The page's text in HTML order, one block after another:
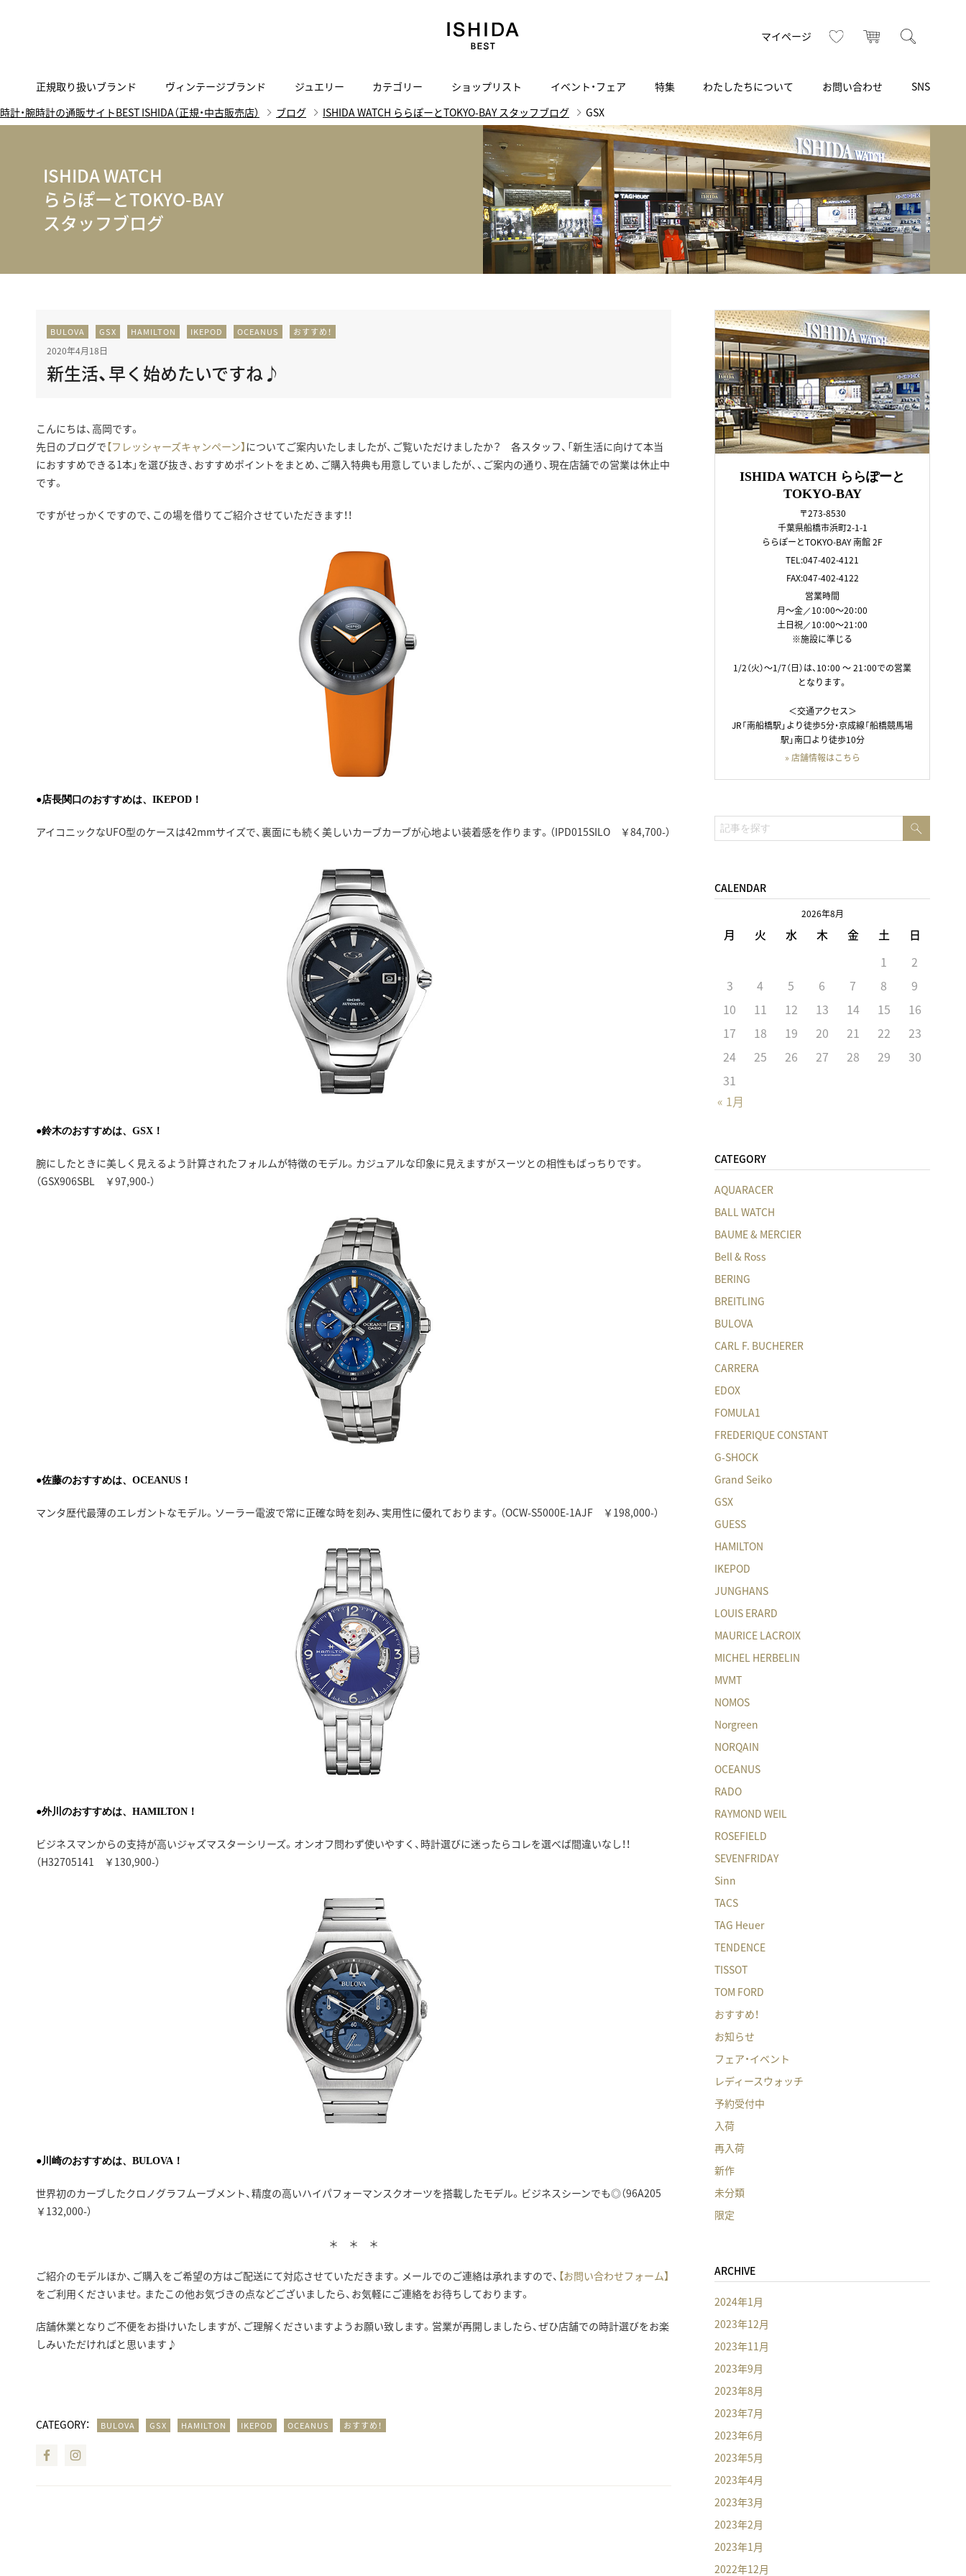
マイページ お気に入りカート
正規取り扱いブランド
A B C D E F G H I J K L M N O P
Accurate Form
アキュレイトフォルム
amazfit
アマズフィット
AMIDA
アミダ
ANGEL CLOVER ARMINSTROM
アーミンシュトローム
Arnold & Son
アーノルド＆サン
ヴィンテージブランド
買取り・下取り・委託サービスについて
検索
ヴィンテージブランド一覧はこちら
ジュエリー カテゴリー
ヴィンテージブランド
ラグジュアリーウォッチ
ウォッチ
ISHIDA いいモノ Selection
いいモノ Gift selection
i.s.d.(アイエスディー)
ショップリスト
ISHIDA N43°（札幌）
TimeVallée ISHIDA Azabudai Hills Luxury Time Lounge ブライトリング ブティック 銀座
ブライトリング ブティック GINZA SIX IWC 表参道ブティック BEST VINTAGE新宿
BEST VINTAGEグランフロント大阪
イベント・フェア 特集 わたしたちについて
代表メッセージ 会社概要 サービス
お問い合わせ
お問い合わせ ご来店の予約 オンライン相談
SNS
INSTAGRAM
FACEBOOK TikTok
時計・腕時計の通販サイトBEST ISHIDA（正規・中古販売店） ブログ ISHIDA WATCH ららぽーとTOKYO-BAY スタッフブログ GSX
ISHIDA WATCH
ららぽーとTOKYO-BAY
スタッフブログ
BULOVA GSX HAMILTON IKEPOD OCEANUS おすすめ！
2020年4月18日
新生活、早く始めたいですね♪
こんにちは、高岡です。
先日のブログで【フレッシャーズキャンペーン】についてご案内いたしましたが、ご覧いただけましたか？ 各スタッフ、「新生活に向けて本当
におすすめできる1本」を選び抜き、おすすめポイントをまとめ、ご購入特典も用意していましたが、、ご案内の通り、現在店舗での営業は休止中
です。
ですがせっかくですので、この場を借りてご紹介させていただきます！！
●店長関口のおすすめは、IKEPOD！
アイコニックなUFO型のケースは42mmサイズで、裏面にも続く美しいカーブカーブが心地よい装着感を作ります。（IPD015SILO ￥84,700-）
●鈴木のおすすめは、GSX！
腕にしたときに美しく見えるよう計算されたフォルムが特徴のモデル。カジュアルな印象に見えますがスーツとの相性もばっちりです。
（GSX906SBL ￥97,900-）
●佐藤のおすすめは、OCEANUS！
マンタ歴代最薄のエレガントなモデル。ソーラー電波で常に正確な時を刻み、実用性に優れております。（OCW-S5000E-1AJF ￥198,000-）
●外川のおすすめは、HAMILTON！
ビジネスマンからの支持が高いジャズマスターシリーズ。オンオフ問わず使いやすく、時計選びに迷ったらコレを選べば間違いなし！！
（H32705141 ￥130,900-）
●川崎のおすすめは、BULOVA！
世界初のカーブしたクロノグラフムーブメント、精度の高いハイパフォーマンスクオーツを搭載したモデル。ビジネスシーンでも◎（96A205
￥132,000-）
＊ ＊ ＊
ご紹介のモデルほか、ご購入をご希望の方はご配送にて対応させていただきます。メールでのご連絡は承れますので、 【お問い合わせフォーム】
をご利用くださいませ。またこの他お気づきの点などございましたら、お気軽にご連絡をお待ちしております。
店舗休業となりご不便をお掛けいたしますが、ご理解くださいますようお願い致します。営業が再開しましたら、ぜひ店舗での時計選びをお楽
しみいただければと思います♪
CATEGORY： BULOVA GSX HAMILTON IKEPOD OCEANUS おすすめ！
Facebook
ISHIDA WATCH ららぽーと
TOKYO-BAY
〒273-8530
千葉県船橋市浜町2-1-1
ららぽーとTOKYO-BAY 南館 2F
TEL:047-402-4121
FAX:047-402-4122
営業時間
月～金／10：00～20：00
土日祝／10：00～21：00
※施設に準じる
1/2（火）～1/7（日）は、10：00 ～ 21：00での営業
となります。
＜交通アクセス＞
JR「南船橋駅」より徒歩5分・京成線「船橋競馬場
駅」南口より徒歩10分
» 店舗情報はこちら
検
索:
CALENDAR
2026年8月
月 火 水 木 金 土 日
« 1月
1
2
3
4 5 6 7 8
9
10
11 12 13 14 15
16
17
18 19 20 21 22
23
24
25 26 27 28 29
30
31
CATEGORY
AQUARACER
BALL WATCH
BAUME & MERCIER
Bell & Ross
BERING
BREITLING
BULOVA
CARL F. BUCHERER
CARRERA
EDOX
FOMULA1
FREDERIQUE CONSTANT
G-SHOCK
Grand Seiko
GSX
GUESS
HAMILTON
IKEPOD
JUNGHANS
LOUIS ERARD
MAURICE LACROIX
MICHEL HERBELIN
MVMT
NOMOS
Norgreen
NORQAIN
OCEANUS
RADO
RAYMOND WEIL
ROSEFIELD
SEVENFRIDAY
Sinn
TACS
TAG Heuer
TENDENCE
TISSOT
TOM FORD
おすすめ！
お知らせ
フェア・イベント
レディースウォッチ
予約受付中
入荷
再入荷
新作
未分類
限定
ARCHIVE
2024年1月
2023年12月
2023年11月
2023年9月
2023年8月
2023年7月
2023年6月
2023年5月
2023年4月
2023年3月
2023年2月
2023年1月
2022年12月